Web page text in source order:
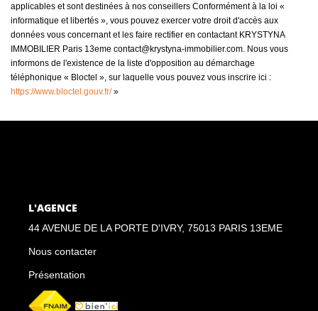
applicables et sont destinées à nos conseillers Conformément à la loi «
informatique et libertés », vous pouvez exercer votre droit d'accès aux
données vous concernant et les faire rectifier en contactant KRYSTYNA
IMMOBILIER Paris 13eme contact@krystyna-immobilier.com. Nous vous
informons de l'existence de la liste d'opposition au démarchage
téléphonique « Bloctel », sur laquelle vous pouvez vous inscrire ici :
https://www.bloctel.gouv.fr/»
L'AGENCE
44 AVENUE DE LA PORTE D'IVRY, 75013 PARIS 13EME
Nous contacter
Présentation